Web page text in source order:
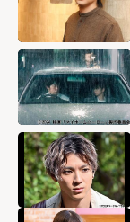
ら豪華ゲス
ト集結『オール
ナイトニッポン
ドラゴンフェニ
ックス甲子園』
レポート"
width="304"
height="203"
loading="lazy"
fetchpriority="h